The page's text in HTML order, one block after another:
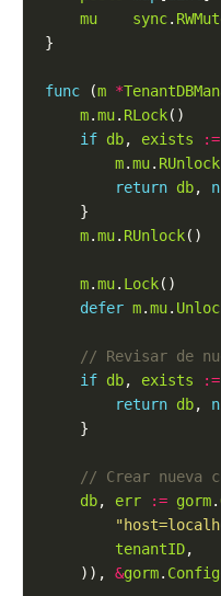
mu
sync.
func (m *
m.mu. RLock
if db, exists :=
m.mu. RUnlock
return db,
m.mu. RUnlock
m.mu. Lock
defer m.mu.
if db, exists :=
return db,
db, err := gorm.
tenantID
    )),
&gorm. Config